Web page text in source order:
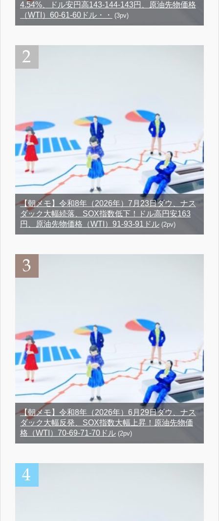
4.54%、ドル安円高143-144-143円、原油先物価格
（WTI）60-61-60ドル・・
(3pv)
【朝メモ】令和8年（2026年）7月23日ダウ、ナス
ダック大幅続落、SOX指数低下！ドル高円安163
円、原油先物価格（WTI）91-93-91ドル (2pv)
【朝メモ】令和8年（2026年）6月29日ダウ、ナス
ダック大幅反発、SOX指数大幅上昇！原油先物価
格（WTI）70-69-71-70ドル (2pv)